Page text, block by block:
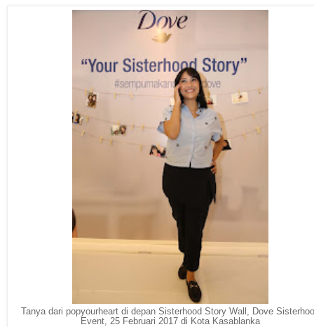
Tanya dari popyourheart di depan Sisterhood Story Wall, Dove
Event, 25 Februari 2017 di Kota Kasablanka